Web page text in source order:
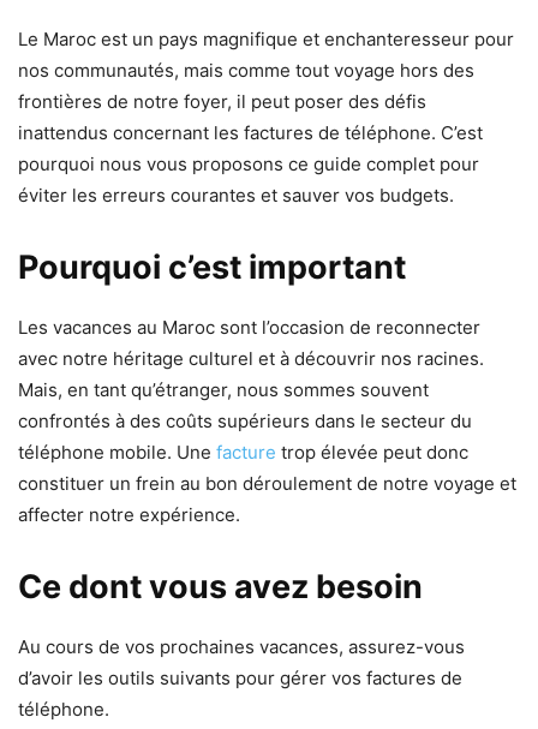
Le Maroc est un pays magnifique et enchanteresseur pour
nos communautés, mais comme tout voyage hors des
frontières de notre foyer, il peut poser des défis
inattendus concernant les factures de téléphone. C’est
pourquoi nous vous proposons ce guide complet pour
éviter les erreurs courantes et sauver vos budgets.
Pourquoi c’est important
Les vacances au Maroc sont l’occasion de reconnecter
avec notre héritage culturel et à découvrir nos racines.
Mais, en tant qu’étranger, nous sommes souvent
confrontés à des coûts supérieurs dans le secteur du
téléphone mobile. Une facture trop élevée peut donc
constituer un frein au bon déroulement de notre voyage et
affecter notre expérience.
Ce dont vous avez besoin
Au cours de vos prochaines vacances, assurez-vous
d’avoir les outils suivants pour gérer vos factures de
téléphone.